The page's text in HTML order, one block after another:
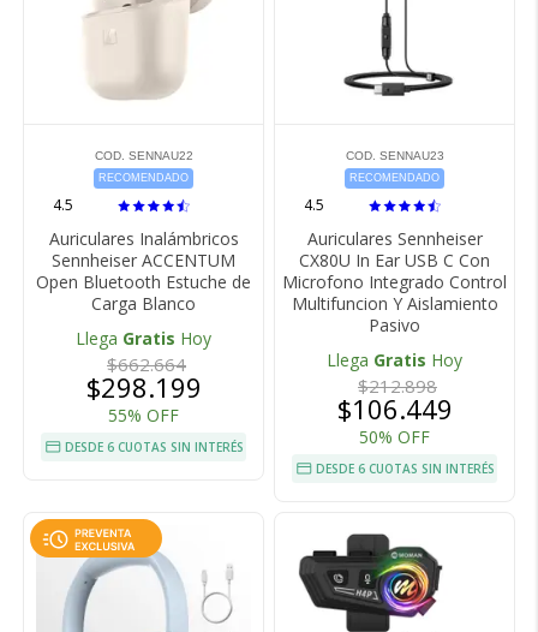
COD. SENNAU22
RECOMENDADO
4.5
Auriculares Inalámbricos
Sennheiser ACCENTUM
Open Bluetooth Estuche de
Carga Blanco
Llega Gratis Hoy
$662.664
$298.199
55% OFF
DESDE 6 CUOTAS SIN INTERÉS
COD. SENNAU23
RECOMENDADO
4.5
Auriculares Sennheiser
CX80U In Ear USB C Con
Microfono Integrado Control
Multifuncion Y Aislamiento
Pasivo
Llega Gratis Hoy
$212.898
$106.449
50% OFF
DESDE 6 CUOTAS SIN INTERÉS